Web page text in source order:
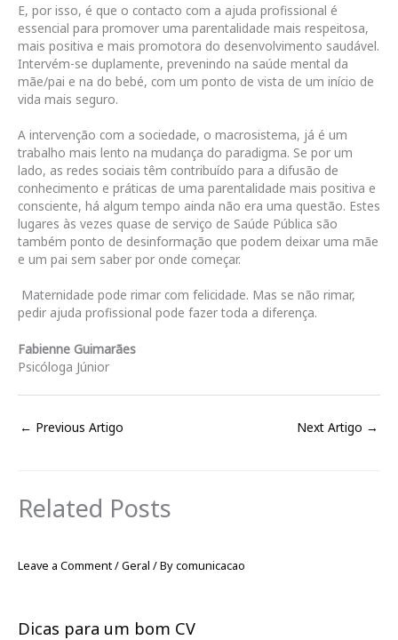
E, por isso, é que o contacto com a ajuda profissional é
essencial para promover uma parentalidade mais respeitosa,
mais positiva e mais promotora do desenvolvimento saudável.
Intervém-se duplamente, prevenindo na saúde mental da
mãe/pai e na do bebé, com um ponto de vista de um início de
vida mais seguro.
A intervenção com a sociedade, o macrosistema, já é um
trabalho mais lento na mudança do paradigma. Se por um
lado, as redes sociais têm contribuído para a difusão de
conhecimento e práticas de uma parentalidade mais positiva e
consciente, há algum tempo ainda não era uma questão. Estes
lugares às vezes quase de serviço de Saúde Pública são
também ponto de desinformação que podem deixar uma mãe
e um pai sem saber por onde começar.
Maternidade pode rimar com felicidade. Mas se não rimar,
pedir ajuda profissional pode fazer toda a diferença.
Fabienne Guimarães
Psicóloga Júnior
← Previous Artigo Next Artigo →
Related Posts
Leave a Comment/Geral / Bycomunicacao
Dicas para um bom CV